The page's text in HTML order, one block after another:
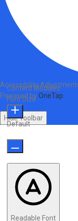
Accessibility
Powered byOneTap
Hide Toolbar
Content Modules
Font Size
Default
Readable Font